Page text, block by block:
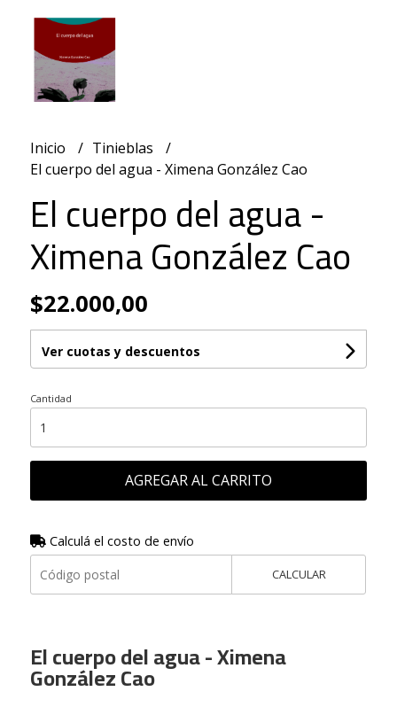
Inicio
Tinieblas
El cuerpo del agua - Ximena González Cao
El cuerpo del agua -
Ximena González Cao
$22.000,00
Ver cuotas y descuentos
Cantidad
AGREGAR AL CARRITO
Calculá el costo de envío
CALCULAR
El cuerpo del agua - Ximena
González Cao